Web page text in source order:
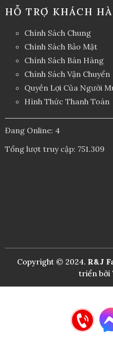
HỖ TRỢ KHÁCH
Chính Sách Chung
Chính Sách Bảo Mật
Chính Sách Bán Hàng
Chính Sách Vận Chuyển
Quyền Lợi Của Người
Hình Thức Thanh Toán
Đang Online: 4
Tổng lượt truy cập: 751.309
Copyright © 2024. R&J
triển bởi